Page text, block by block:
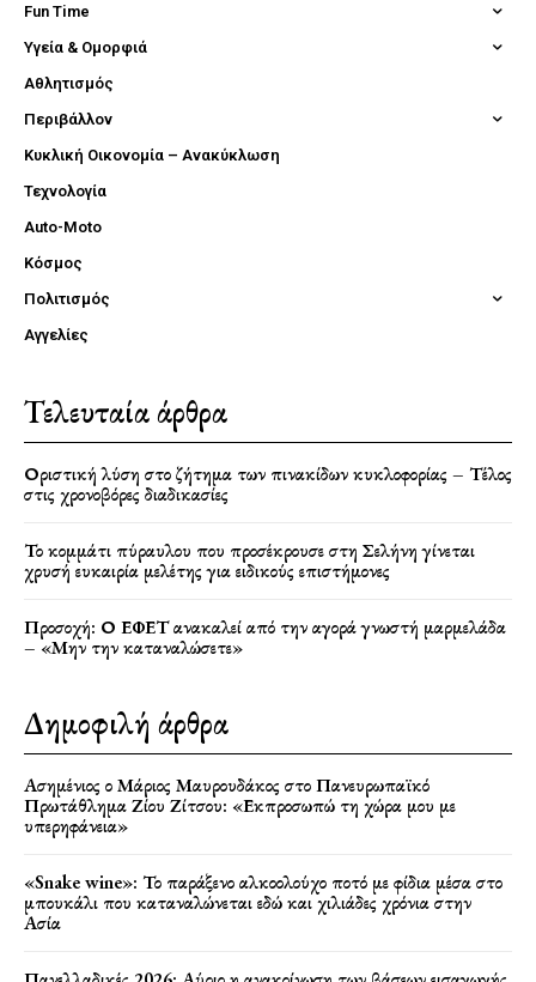
Fun Time
Υγεία & Ομορφιά
Αθλητισμός
Περιβάλλον
Κυκλική Οικονομία – Ανακύκλωση
Τεχνολογία
Auto-Moto
Κόσμος
Πολιτισμός
Αγγελίες
Τελευταία άρθρα
Οριστική λύση στο ζήτημα των πινακίδων κυκλοφορίας – Τέλος
στις χρονοβόρες διαδικασίες
Το κομμάτι πύραυλου που προσέκρουσε στη Σελήνη γίνεται
χρυσή ευκαιρία μελέτης για ειδικούς επιστήμονες
Προσοχή: Ο ΕΦΕΤ ανακαλεί από την αγορά γνωστή μαρμελάδα
– «Μην την καταναλώσετε»
Δημοφιλή άρθρα
Ασημένιος ο Μάριος Μαυρουδάκος στο Πανευρωπαϊκό
Πρωτάθλημα Ζίου Ζίτσου: «Εκπροσωπώ τη χώρα μου με
υπερηφάνεια»
«Snake wine»: Το παράξενο αλκοολούχο ποτό με φίδια μέσα στο
μπουκάλι που καταναλώνεται εδώ και χιλιάδες χρόνια στην
Ασία